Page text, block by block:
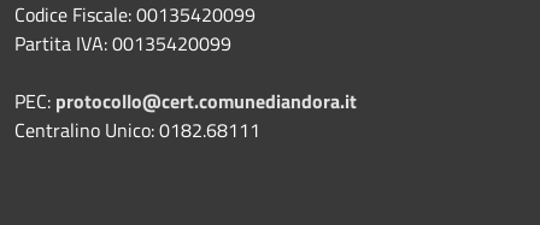
Codice Fiscale: 00135420099
Partita IVA: 00135420099
PEC: protocollo@cert.comunediandora.it
Centralino Unico: 0182.68111